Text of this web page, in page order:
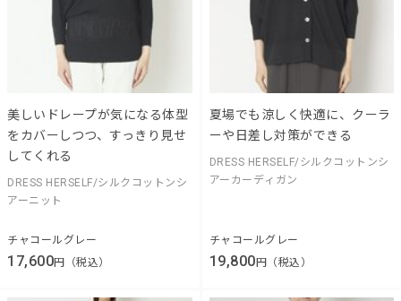
美しいドレープが気になる体型
をカバーしつつ、すっきり見せ
してくれる
DRESS HERSELF/シルクコットンシ
アーニット
チャコールグレー
17,600円（税込）
夏場でも涼しく快適に、クーラ
ーや日差し対策ができる
DRESS HERSELF/シルクコットンシ
アーカーディガン
チャコールグレー
19,800円（税込）